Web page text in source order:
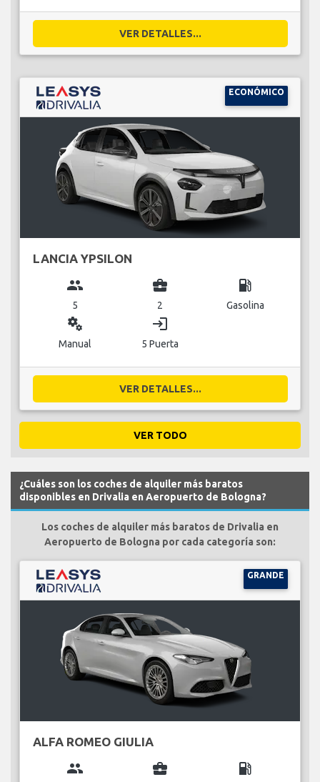
VER DETALLES...
ECONÓMICO
LANCIA YPSILON
group
5
business_center
2
local_gas_station
Gasolina
miscellaneous_services
Manual
login
5 Puerta
VER DETALLES...
VER TODO
¿Cuáles son los coches de alquiler más baratos
disponibles en Drivalia en Aeropuerto de Bologna?
Los coches de alquiler más baratos de Drivalia en
Aeropuerto de Bologna por cada categoría son:
GRANDE
ALFA ROMEO GIULIA
group business_center local_gas_station